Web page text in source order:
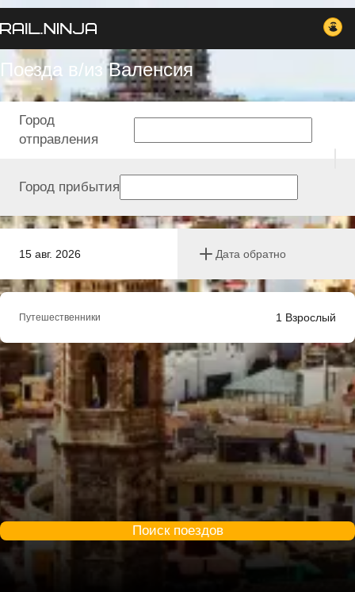
Поезда в/из Валенсия
15 авг. 2026 Дата обратно
Город
отправления
Город прибытия
Путешественники 1 Взрослый
Поиск поездов